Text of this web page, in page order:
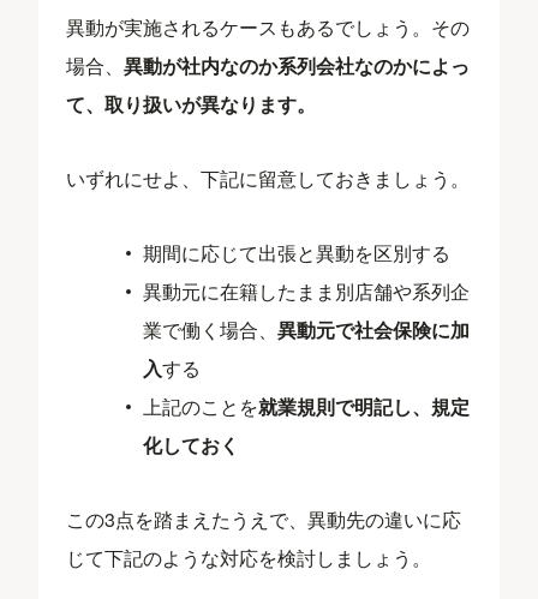
異動が実施されるケースもあるでしょう。その
場合、異動が社内なのか系列会社なのかによっ
て、取り扱いが異なります。
いずれにせよ、下記に留意しておきましょう。
期間に応じて出張と異動を区別する
異動元に在籍したまま別店舗や系列企
業で働く場合、異動元で社会保険に加
入する
上記のことを就業規則で明記し、規定
化しておく
この3点を踏まえたうえで、異動先の違いに応
じて下記のような対応を検討しましょう。